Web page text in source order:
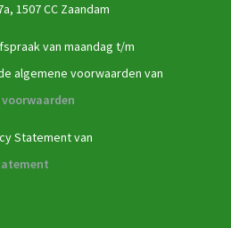
1507 CC Zaandam
van maandag t/m
algemene voorwaarden van
Statement van